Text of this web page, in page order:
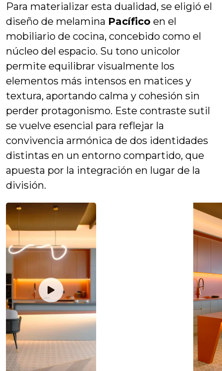
Para materializar esta dualidad, se eligió el
diseño de melamina Pacífico en el
mobiliario de cocina, concebido como el
núcleo del espacio. Su tono unicolor
permite equilibrar visualmente los
elementos más intensos en matices y
textura, aportando calma y cohesión sin
perder protagonismo. Este contraste sutil
se vuelve esencial para reflejar la
convivencia armónica de dos identidades
distintas en un entorno compartido, que
apuesta por la integración en lugar de la
división.